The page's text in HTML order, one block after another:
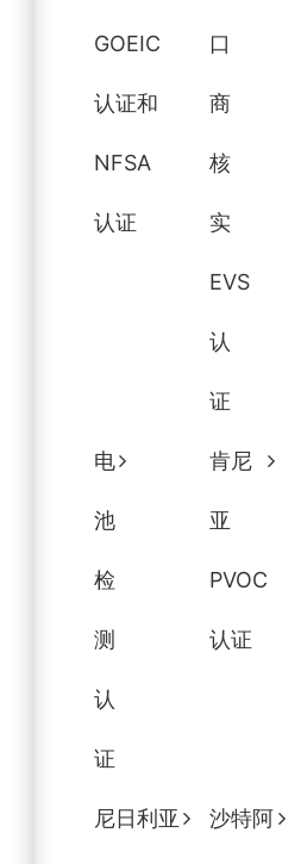
GOEIC
认证和
NFSA
认证
口
商
核
实
EVS
认
证
电
池
检
测
认
证
肯尼
亚
PVOC
认证
尼日利亚 沙特阿